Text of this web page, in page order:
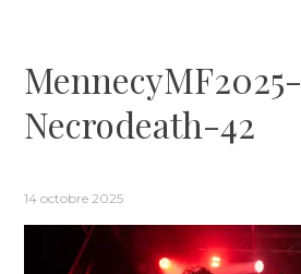
MennecyMF2025-
Necrodeath-42
14 octobre 2025